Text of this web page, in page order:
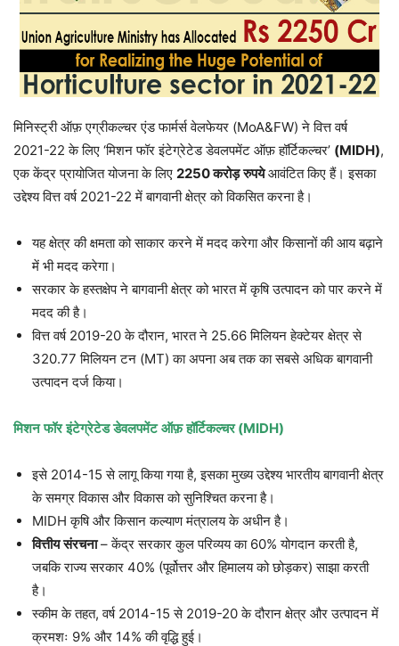
मिनिस्ट्री ऑफ़ एग्रीकल्चर एंड फार्मर्स वेलफेयर (MoA&FW) ने वित्त वर्ष
2021-22 के लिए ‘मिशन फॉर इंटेग्रेटेड डेवलपमेंट ऑफ़ हॉर्टिकल्चर’ (MIDH),
एक केंद्र प्रायोजित योजना के लिए 2250करोड़ रुपयेआवंटित किए हैं। इसका
उद्देश्य वित्त वर्ष 2021-22 में बागवानी क्षेत्र को विकसित करना है।
यह क्षेत्र की क्षमता को साकार करने में मदद करेगा और किसानों की आय बढ़ाने
में भी मदद करेगा।
सरकार के हस्तक्षेप ने बागवानी क्षेत्र को भारत में कृषि उत्पादन को पार करने में
मदद की है।
वित्त वर्ष 2019-20 के दौरान, भारत ने 25.66 मिलियन हेक्टेयर क्षेत्र से
320.77 मिलियन टन (MT) का अपना अब तक का सबसे अधिक बागवानी
उत्पादन दर्ज किया।
मिशन फॉर इंटेग्रेटेड डेवलपमेंट ऑफ़ हॉर्टिकल्चर(MIDH)
इसे 2014-15 से लागू किया गया है, इसका मुख्य उद्देश्य भारतीय बागवानी क्षेत्र
के समग्र विकास और विकास को सुनिश्चित करना है।
MIDH कृषि और किसान कल्याण मंत्रालय के अधीन है।
वित्तीय संरचना– केंद्र सरकार कुल परिव्यय का 60% योगदान करती है,
जबकि राज्य सरकार 40% (पूर्वोत्तर और हिमालय को छोड़कर) साझा करती
है।
स्कीम के तहत, वर्ष 2014-15 से 2019-20 के दौरान क्षेत्र और उत्पादन में
क्रमशः 9% और 14% की वृद्धि हुई।